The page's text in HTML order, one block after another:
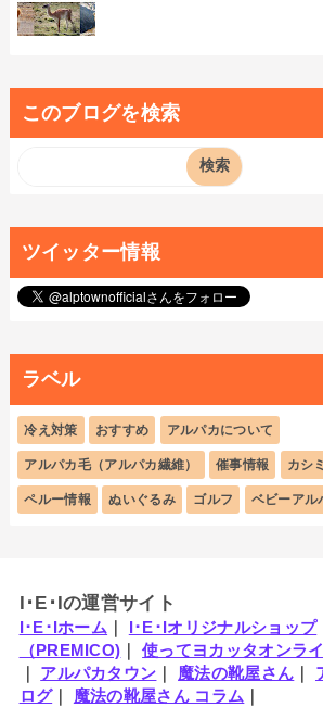
このブログを検索
ツイッター情報
ラベル
冷え対策 おすすめ アルパカについて
アルパカ毛（アルパカ繊維） 催事情報 カシ
ペルー情報 ぬいぐるみ ゴルフ ベビーアル
I･E･Iの運営サイト
I･E･Iホーム I･E･Iオリジナルショップ
（PREMICO) ｜使ってヨカッタオンラ
アルパカタウン 魔法の靴屋さん
ログ｜ 魔法の靴屋さん コラム